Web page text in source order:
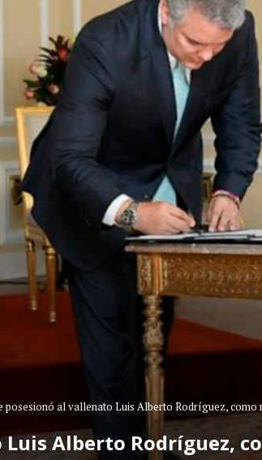
posesionó al vallenato Luis Alberto Rodríguez, como
Alberto Rodríguez,